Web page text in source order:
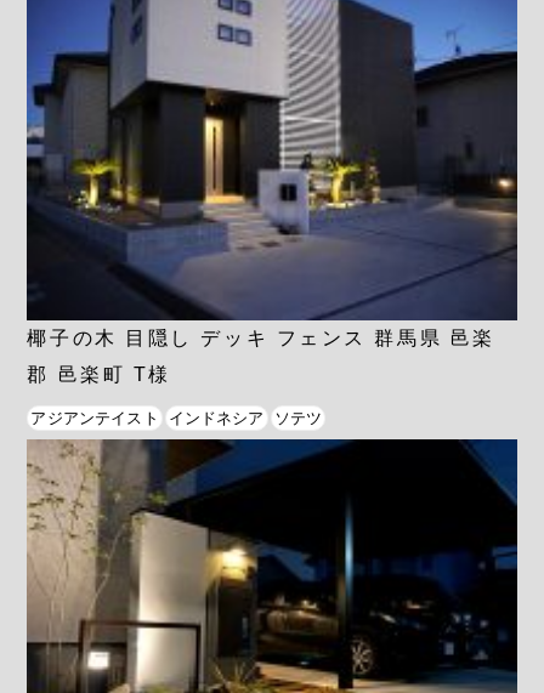
椰子の木 目隠し デッキ フェンス 群馬県 邑楽
郡 邑楽町 T様
アジアンテイスト インドネシア ソテツ